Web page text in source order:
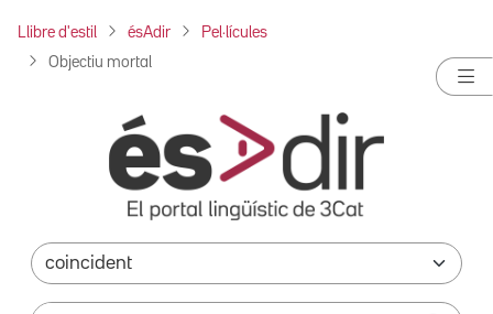
Llibre d'estil ésAdir Pel·lícules
Objectiu mortal